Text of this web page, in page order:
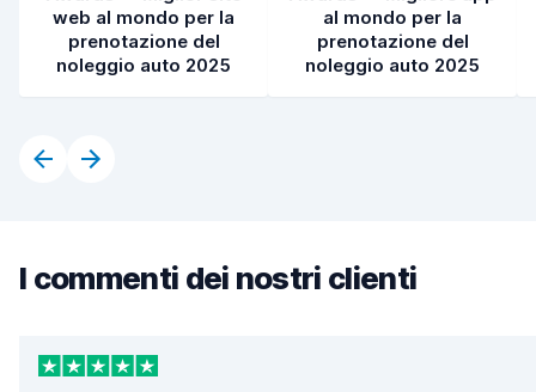
web al mondo per la
prenotazione del
noleggio auto 2025
al mondo per la
prenotazione del
noleggio auto 2025
I commenti dei nostri clienti